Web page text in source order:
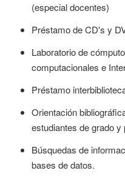
(especial docentes)
Préstamo de CD's y
Laboratorio de
computacionales e
Préstamo
Orientación
estudiantes de grado y
Búsquedas de
bases de datos.